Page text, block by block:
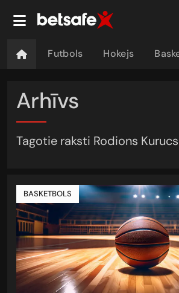
Futbols Hokejs
Arhīvs
Tagotie raksti Rodions Kurucs
BASKETBOLS